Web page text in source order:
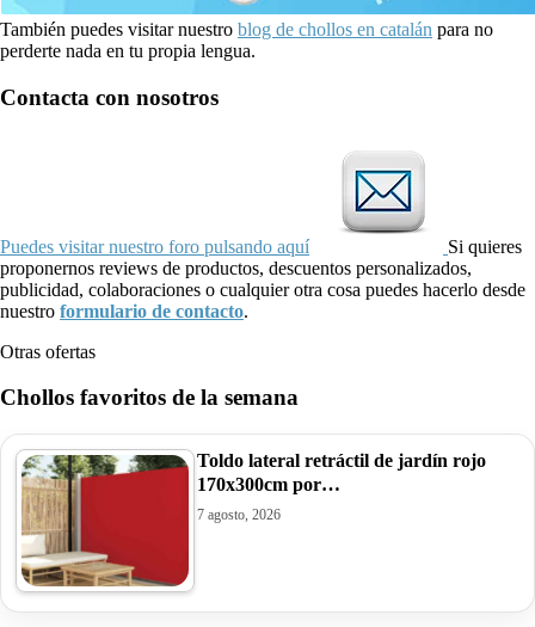
También puedes visitar nuestro blog de chollos en catalán para no
perderte nada en tu propia lengua.
Contacta con nosotros
Puedes visitar nuestro foro pulsando aquí
Si quieres
proponernos reviews de productos, descuentos personalizados,
publicidad, colaboraciones o cualquier otra cosa puedes hacerlo desde
nuestro formulario de contacto.
Otras ofertas
Chollos favoritos de la semana
Toldo lateral retráctil de jardín rojo
170x300cm por…
7 agosto, 2026